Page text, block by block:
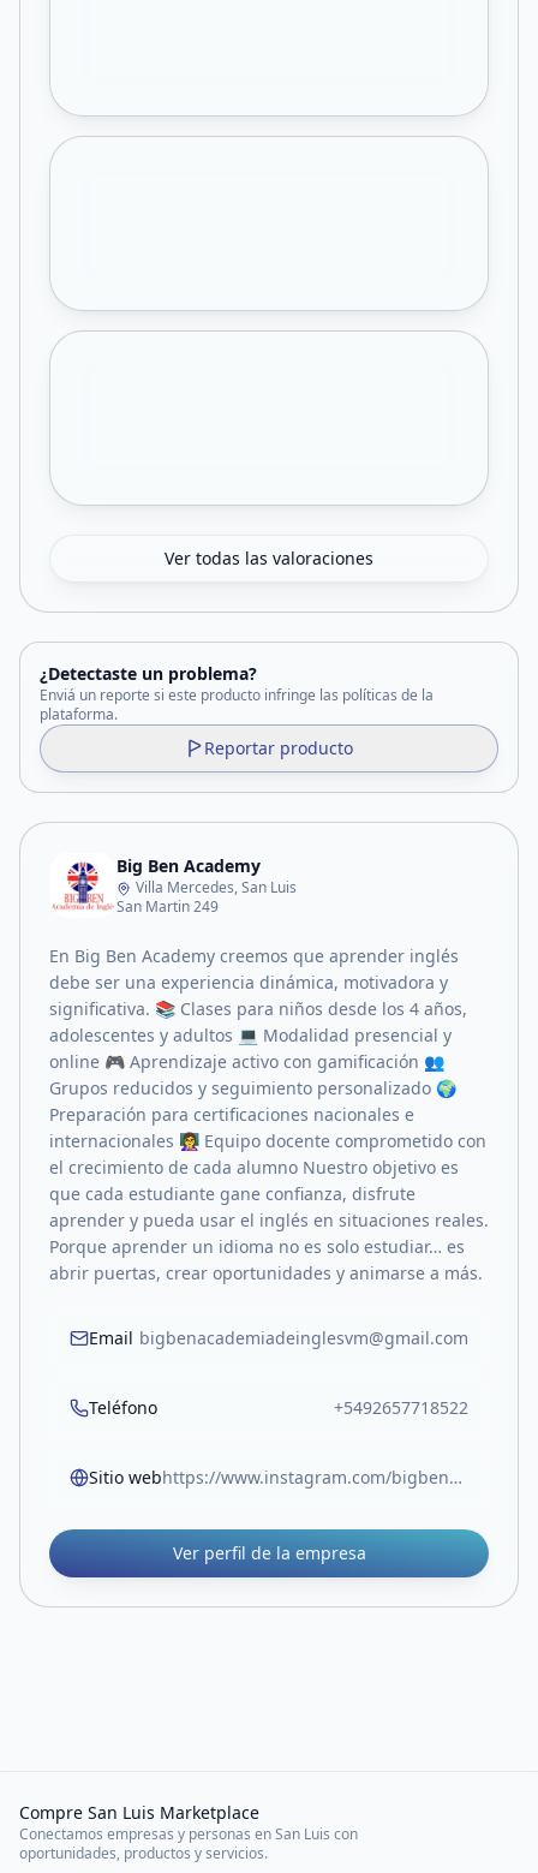
Ver todas las valoraciones
¿Detectaste un problema?
Enviá un reporte si este producto infringe las políticas de la
plataforma.
Reportar producto
Big Ben Academy
Villa Mercedes, San Luis
San Martin 249
En Big Ben Academy creemos que aprender inglés
debe ser una experiencia dinámica, motivadora y
significativa. 📚 Clases para niños desde los 4 años,
adolescentes y adultos 💻 Modalidad presencial y
online 🎮 Aprendizaje activo con gamificación 👥
Grupos reducidos y seguimiento personalizado 🌍
Preparación para certificaciones nacionales e
internacionales 👩‍🏫 Equipo docente comprometido con
el crecimiento de cada alumno Nuestro objetivo es
que cada estudiante gane confianza, disfrute
aprender y pueda usar el inglés en situaciones reales.
Porque aprender un idioma no es solo estudiar… es
abrir puertas, crear oportunidades y animarse a más.
Email bigbenacademiadeinglesvm@gmail.com
Teléfono +5492657718522
Sitio web https://www.instagram.com/bigbenacademiadeingles?igsh=NnRvNmhtd2ZsYjVy&utm_source=qr
Ver perfil de la empresa
Compre San Luis Marketplace
Conectamos empresas y personas en San Luis con
oportunidades, productos y servicios.